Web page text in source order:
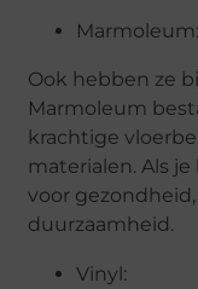
Marmoleum:
Ook hebben ze
Marmoleum
krachtige
materialen. Als
voor
duurzaamheid.
Vinyl: